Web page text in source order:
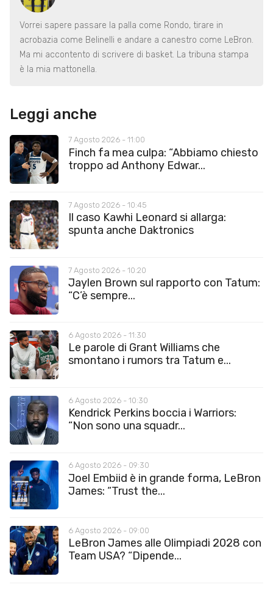
Vorrei sapere passare la palla come Rondo, tirare in
acrobazia come Belinelli e andare a canestro come LeBron.
Ma mi accontento di scrivere di basket. La tribuna stampa
è la mia mattonella.
Leggi anche
7 Agosto 2026 - 11:00
Finch fa mea culpa: “Abbiamo chiesto
troppo ad Anthony Edwar...
7 Agosto 2026 - 10:45
Il caso Kawhi Leonard si allarga:
spunta anche Daktronics
7 Agosto 2026 - 10:20
Jaylen Brown sul rapporto con Tatum:
“C’è sempre...
6 Agosto 2026 - 11:30
Le parole di Grant Williams che
smontano i rumors tra Tatum e...
6 Agosto 2026 - 10:30
Kendrick Perkins boccia i Warriors:
“Non sono una squadr...
6 Agosto 2026 - 09:30
Joel Embiid è in grande forma, LeBron
James: “Trust the...
6 Agosto 2026 - 09:00
LeBron James alle Olimpiadi 2028 con
Team USA? “Dipende...